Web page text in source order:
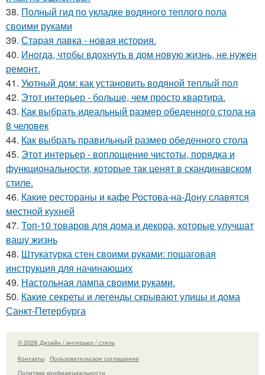
38. Полный гид по укладке водяного теплого пола
своими руками
39. Старая лавка - новая история.
40. Иногда, чтобы вдохнуть в дом новую жизнь, не нужен
ремонт.
41. Уютный дом: как установить водяной теплый пол
42. Этот интерьер - больше, чем просто квартира.
43. Как выбрать идеальный размер обеденного стола на
8 человек
44. Как выбрать правильный размер обеденного стола
45. Этот интерьер - воплощение чистоты, порядка и
функциональности, которые так ценят в скандинавском
стиле.
46. Какие рестораны и кафе Ростова-на-Дону славятся
местной кухней
47. Топ-10 товаров для дома и декора, которые улучшат
вашу жизнь
48. Штукатурка стен своими руками: пошаговая
инструкция для начинающих
49. Настольная лампа своими руками.
50. Какие секреты и легенды скрывают улицы и дома
Санкт-Петербурга
© 2026 Дизайн / интерьер / стиль
Контакты
Пользовательское соглашение
Политика конфидециальности